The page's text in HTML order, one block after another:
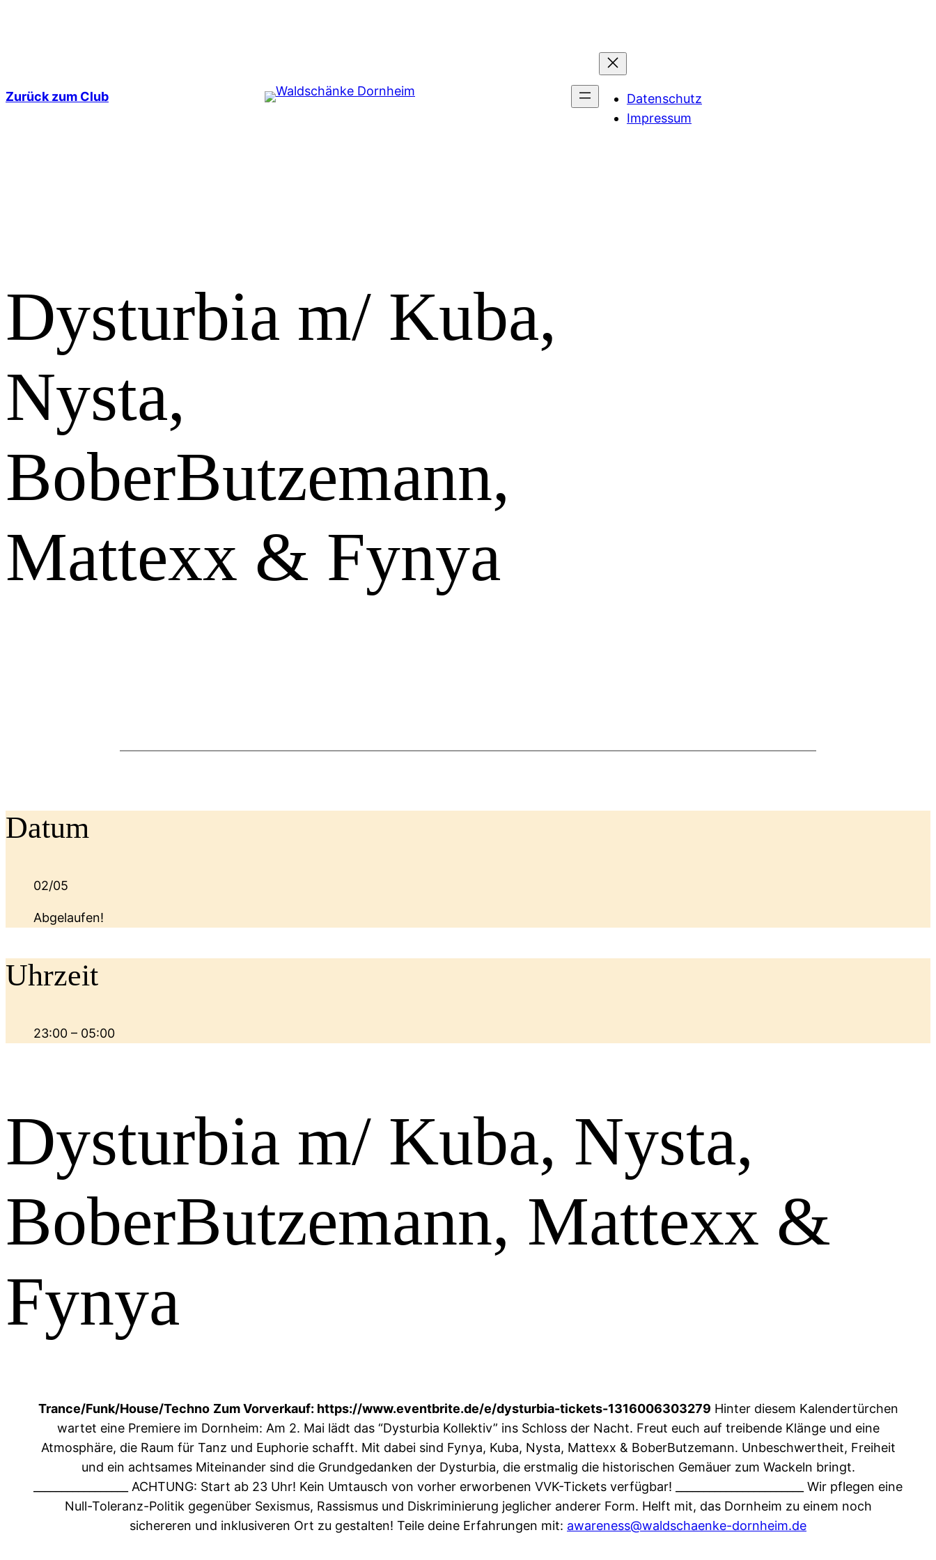
Zurück zum Club
Datenschutz
Impressum
Dysturbia m/ Kuba,
Nysta,
BoberButzemann,
Mattexx & Fynya
Datum
02/05
Abgelaufen!
Uhrzeit
23:00 – 05:00
Dysturbia m/ Kuba, Nysta,
BoberButzemann, Mattexx &
Fynya
Trance/Funk/House/Techno Zum Vorverkauf: https://www.eventbrite.de/e/dysturbia-tickets-1316006303279 Hinter diesem Kalendertürchen
wartet eine Premiere im Dornheim: Am 2. Mai lädt das “Dysturbia Kollektiv” ins Schloss der Nacht. Freut euch auf treibende Klänge und eine
Atmosphäre, die Raum für Tanz und Euphorie schafft. Mit dabei sind Fynya, Kuba, Nysta, Mattexx & BoberButzemann. Unbeschwertheit, Freiheit
und ein achtsames Miteinander sind die Grundgedanken der Dysturbia, die erstmalig die historischen Gemäuer zum Wackeln bringt.
ACHTUNG: Start ab 23 Uhr! Kein Umtausch von vorher erworbenen VVK-Tickets verfügbar!
Wir pflegen eine
Null-Toleranz-Politik gegenüber Sexismus, Rassismus und Diskriminierung jeglicher anderer Form. Helft mit, das Dornheim zu einem noch
sichereren und inklusiveren Ort zu gestalten! Teile deine Erfahrungen mit: awareness@waldschaenke-dornheim.de